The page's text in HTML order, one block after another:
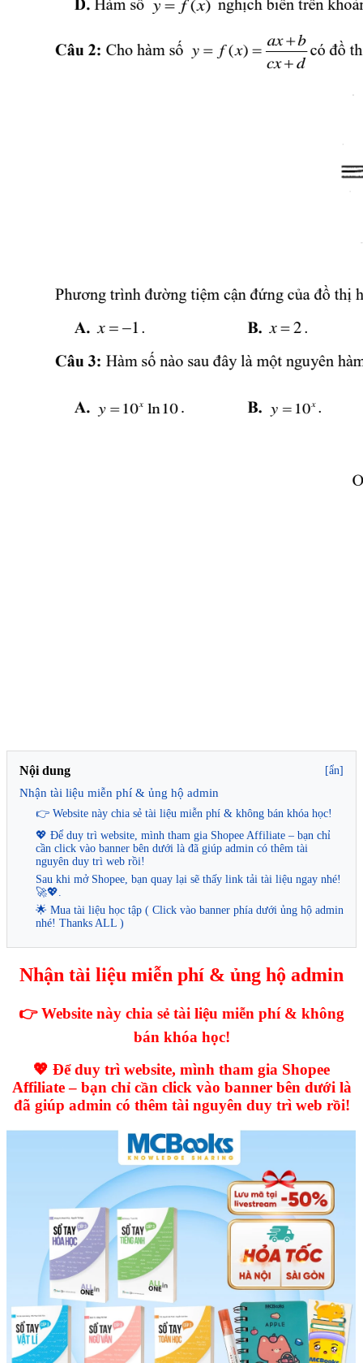
Nội dung [ẩn]
Nhận tài liệu miễn phí & ủng hộ admin
👉 Website này chia sẻ tài liệu miễn phí & không bán khóa học!
💖 Để duy trì website, mình tham gia Shopee Affiliate – bạn chỉ
cần click vào banner bên dưới là đã giúp admin có thêm tài
nguyên duy trì web rồi!
Sau khi mở Shopee, bạn quay lại sẽ thấy link tải tài liệu ngay nhé!
🚀💖.
🌟 Mua tài liệu học tập ( Click vào banner phía dưới ủng hộ admin
nhé! Thanks ALL )
Nhận tài liệu miễn phí & ủng hộ admin
👉 Website này chia sẻ tài liệu miễn phí & không
bán khóa học!
💖 Để duy trì website, mình tham gia Shopee
Affiliate – bạn chỉ cần click vào banner bên dưới là
đã giúp admin có thêm tài nguyên duy trì web rồi!